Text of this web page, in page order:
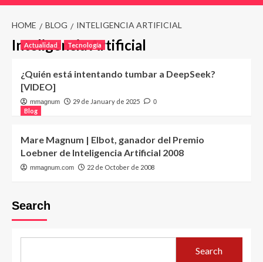
HOME BLOG INTELIGENCIA ARTIFICIAL
Inteligencia Artificial
Actualidad Tecnología
¿Quién está intentando tumbar a DeepSeek?
[VIDEO]
mmagnum 29 de January de 2025 0
Blog
Mare Magnum | Elbot, ganador del Premio
Loebner de Inteligencia Artificial 2008
mmagnum.com 22 de October de 2008
Search
Search